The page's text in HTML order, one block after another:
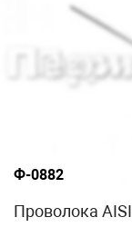
Ф-0882
Проволока